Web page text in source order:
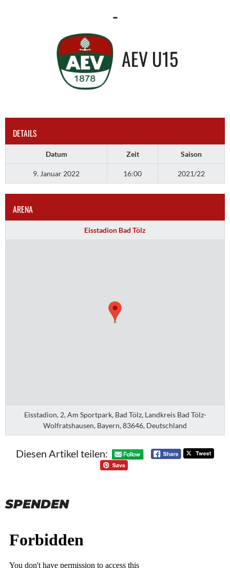
-
AEV U15
DETAILS
Datum Zeit Saison
9. Januar 2022 16:00 2021/22
ARENA
Eisstadion Bad Tölz
Eisstadion, 2, Am Sportpark, Bad Tölz, Landkreis Bad Tölz-
Wolfratshausen, Bayern, 83646, Deutschland
Diesen Artikel teilen:
SPENDEN